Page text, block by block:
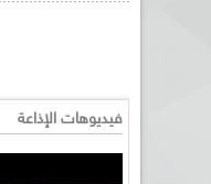
فيديوهات الإذاعة